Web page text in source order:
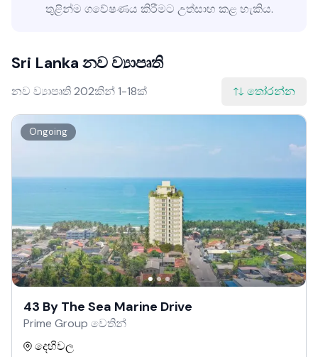
තුළින්ම ගවේෂණය කිරීමට උත්සාහ කළ හැකිය.
Sri Lanka නව ව්‍යාපෘති
නව ව්‍යාපෘති 202කින් 1-18ක් තෝරන්න
Ongoing
43 By The Sea Marine Drive
Prime Group වෙතින්
දෙහිවල